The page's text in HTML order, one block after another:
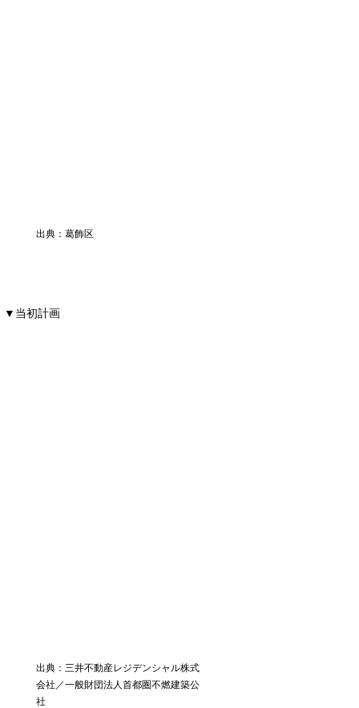
出典：葛飾区
▼当初計画
出典：三井不動産レジデンシャル株式
会社／一般財団法人首都圏不燃建築公
社